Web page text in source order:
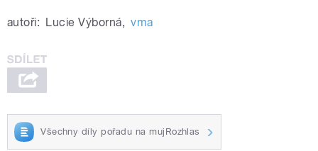
autoři: Lucie Výborná, vma
Všechny díly pořadu na mujRozhlas